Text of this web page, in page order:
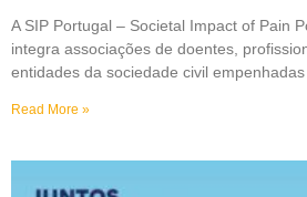
A SIP Portugal – Societal Impact of Pain
integra associações de doentes,
entidades da sociedade civil empenhadas
Read More »